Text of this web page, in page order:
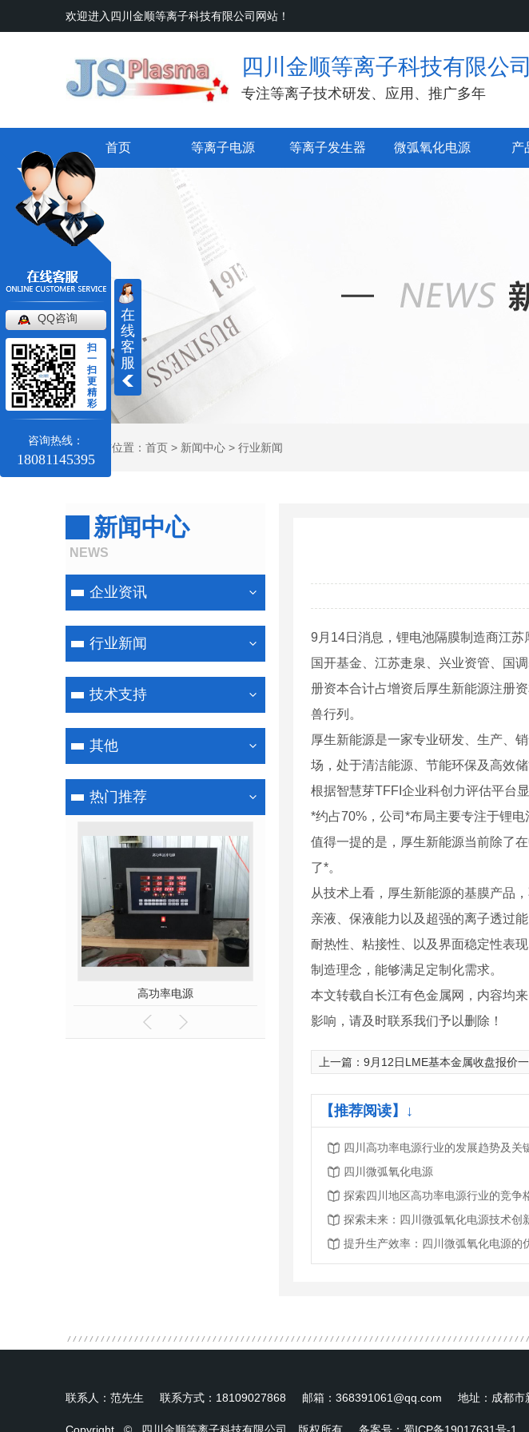
欢迎进入四川金顺等离子科技有限公司网站！
四川金顺等离子科技有限公司
专注等离子技术研发、应用、推广多年
首页 等离子电源 等离子发生器 微弧氧化电源 产
当前位置： 首页 > 新闻中心 > 行业新闻
新闻中心
NEWS
企业资讯
行业新闻
技术支持
其他
热门推荐
高功率电源 微弧氧化电源 等离
9月14日消息，锂电池隔膜制造商江
国开基金、江苏疌泉、兴业资管、国
册资本合计占增资后厚生新能源注册
兽行列。
厚生新能源是一家专业研发、生产、
场，处于清洁能源、节能环保及高效
根据智慧芽TFFI企业科创力评估平台
*约占70%，公司*布局主要专注于锂
值得一提的是，厚生新能源当前除了
了*。
从技术上看，厚生新能源的基膜产品
亲液、保液能力以及超强的离子透过
耐热性、粘接性、以及界面稳定性表
制造理念，能够满足定制化需求。
本文转载自长江有色金属网，内容均
影响，请及时联系我们予以删除！
上一篇： 9月12日LME基本金属收盘报价
【推荐阅读】↓
四川高功率电源行业的发展趋势及关
四川微弧氧化电源
探索四川地区高功率电源行业的竞争
探索未来：四川微弧氧化电源技术创
提升生产效率：四川微弧氧化电源的
联系人：范先生 联系方式：18109027868 邮箱：368391061@qq.com 地址：成都市
在
线
客
服
QQ咨询
扫
一
扫
更
精
彩
咨询热线：
18081145395